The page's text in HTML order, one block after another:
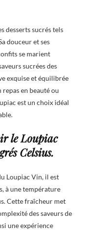
desserts sucrés tels
douceur et ses
se marient
sucrées des
exquise et équilibrée
en beauté ou
est un choix idéal
le Loupiac
Celsius.
Loupiac Vin, il est
à une température
Cette fraîcheur met
des saveurs de
une expérience